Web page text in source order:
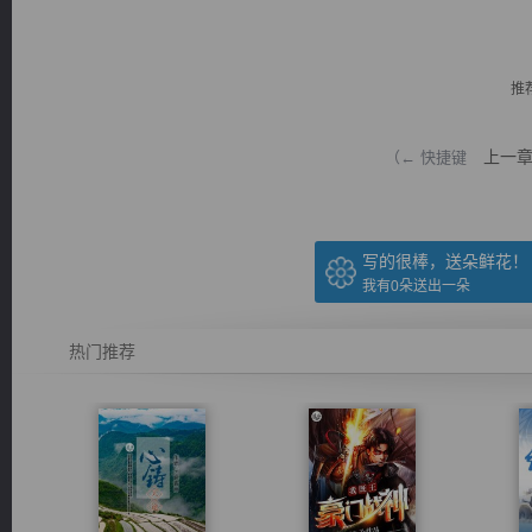
推
（← 快捷键 上一章
写的很棒，送朵鲜花！
我有0朵送出一朵
热门推荐